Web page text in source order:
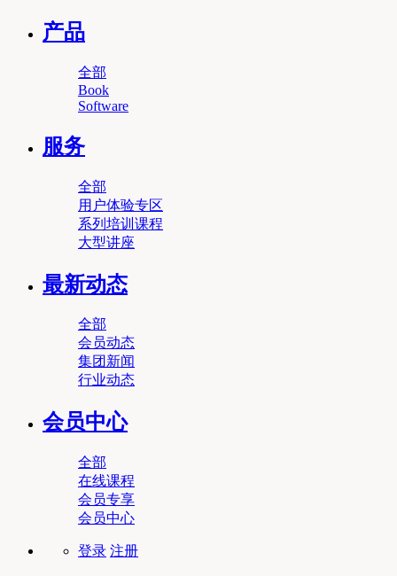
产品
全部
Book
Software
服务
全部
用户体验专区
系列培训课程
大型讲座
最新动态
全部
会员动态
集团新闻
行业动态
会员中心
全部
在线课程
会员专享
会员中心
登录 注册